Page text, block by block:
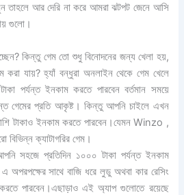
তাহলে আর দেরি না করে আমরা ঝটপট জেনে আসি
গুলো।
কিন্তু গেম তো শুধু বিনোদনের জন্য খেলা হয়,
করা যায়? হ্যাঁ বন্ধুরা অনলাইন থেকে গেম খেলে
পর্যন্ত ইনকাম করতে পারবেন বর্তমান সময়ে
গেমের প্রতি আকৃষ্ট। কিন্তু আপনি চাইলে এখন
টাকাও ইনকাম করতে পারবেন।যেমন Winzo ,
ক্যাটাগরির গেম।
সহজে প্রতিদিন ১০০০ টাকা পর্যন্ত ইনকাম
সাথে বাজি ধরে লুডু অথবা কার রেসিং
পারবেন।এছাড়াও এই অ্যাপ গুলোতে রয়েছে